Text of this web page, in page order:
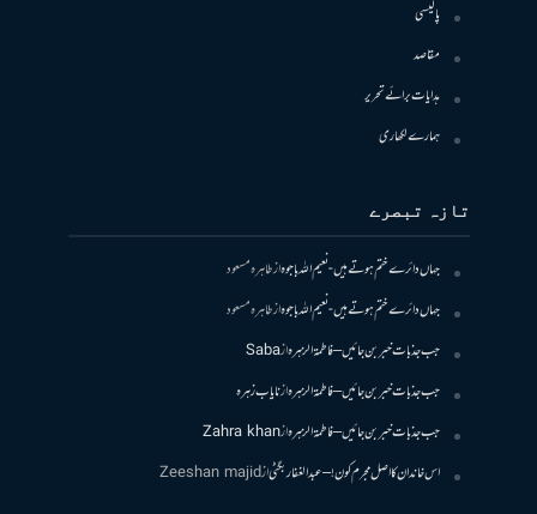
پالیسی
مقاصد
ہدایات برائے تحریر
ہمارے لکھاری
تازہ تبصرے
جہاں دائرے ختم ہوتے ہیں- نعیم اللہ باجوہازطاہرہ مسعود
جہاں دائرے ختم ہوتے ہیں- نعیم اللہ باجوہازطاہرہ مسعود
جب جذبات خبر بن جائیں – فاطمۃالزہرہازSaba
جب جذبات خبر بن جائیں – فاطمۃالزہرہازنایاب زہرہ
جب جذبات خبر بن جائیں – فاطمۃالزہرہازZahra khan
اس خاندان کا اصل مجرم کون! – عبدالغفار بگٹیازZeeshan majid